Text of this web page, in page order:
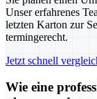
Unser erfahrenes
letzten Karton zur
termingerecht.
Jetzt schnell
Wie eine